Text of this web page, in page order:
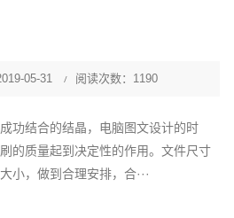
05-31 阅读次数：1190
功结合的结晶，电脑图文设计的时
的质量起到决定性的作用。文件尺寸
小，做到合理安排，合···